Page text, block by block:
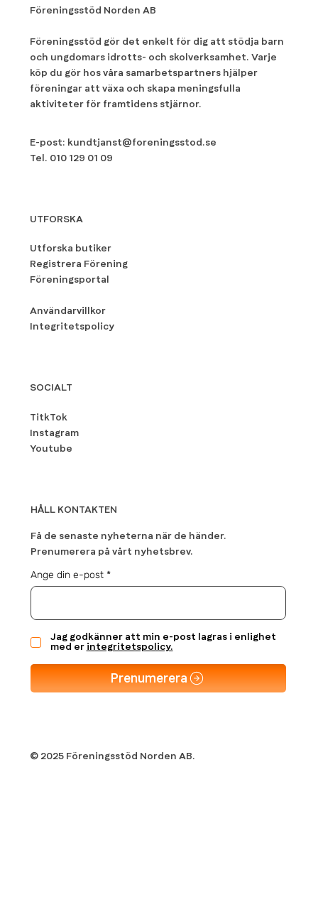
Föreningsstöd Norden AB
Föreningsstöd gör det enkelt för dig att stödja barn
och ungdomars idrotts- och skolverksamhet. Varje
köp du gör hos våra samarbetspartners hjälper
föreningar att växa och skapa meningsfulla
aktiviteter för framtidens stjärnor.
E-post: kundtjanst@foreningsstod.se
Tel. 010 129 01 09
UTFORSKA
Utforska butiker
Registrera Förening
Föreningsportal
Användarvillkor
Integritetspolicy
SOCIALT
TitkTok
Instagram
Youtube
HÅLL KONTAKTEN
Få de senaste nyheterna när de händer.
Prenumerera på vårt nyhetsbrev.
Ange din e-post
Jag godkänner att min e-post lagras i enlighet
med er integritetspolicy.
Prenumerera
© 2025 Föreningsstöd Norden AB.